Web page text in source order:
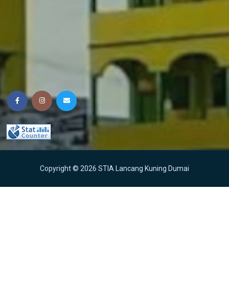
Copyright © 2026 STIA Lancang Kuning Dumai